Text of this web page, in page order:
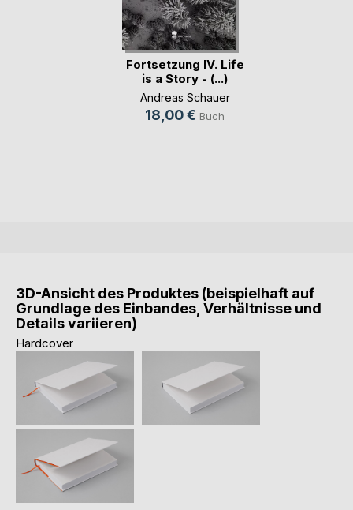
Fortsetzung IV. Life
is a Story - (...)
Andreas Schauer
18,00 € Buch
3D-Ansicht des Produktes (beispielhaft auf
Grundlage des Einbandes, Verhältnisse und
Details variieren)
Hardcover